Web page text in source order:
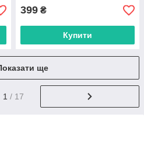
399 ₴
Купити
ще
1 / 17